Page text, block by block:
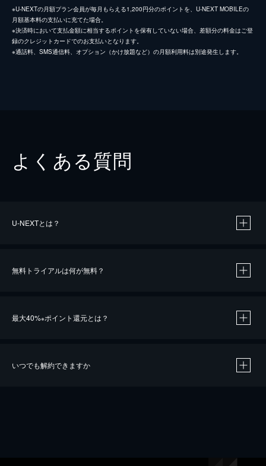
※U-NEXTの月額プラン会員が毎月もらえる1,200円分のポイントを、U-NEXT MOBILEの
月額基本料の支払いに充てた場合。
※決済時において支払金額に相当するポイントを保有していない場合、差額分の料金はご登
録のクレジットカードでのお支払いとなります。
※通話料、SMS通信料、オプション（かけ放題など）の月額利用料は別途発生します。
よくある質問
U-NEXTとは？
無料トライアルは何が無料？
最大40%※ポイント還元とは？
いつでも解約できますか